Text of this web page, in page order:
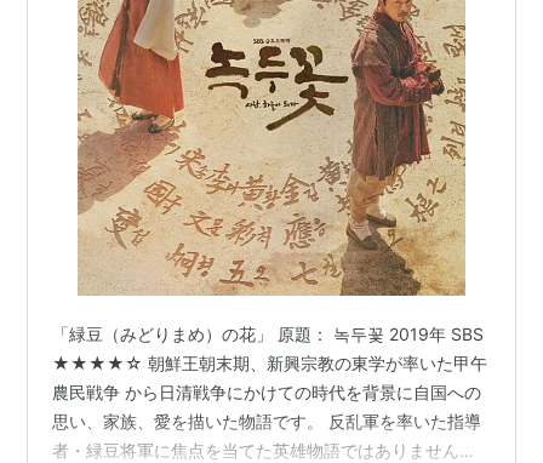
「緑豆（みどりまめ）の花」 原題： 녹두꽃 2019年 SBS
★★★★☆ 朝鮮王朝末期、新興宗教の東学が率いた甲午
農民戦争 から日清戦争にかけての時代を背景に自国への
思い、家族、愛を描いた物語です。 反乱軍を率いた指導
者・緑豆将軍に焦点を当てた英雄物語ではありません。